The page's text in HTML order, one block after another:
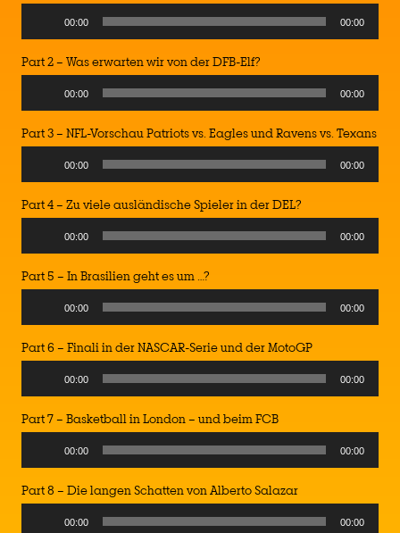
00:00 00:00
Part 2 – Was erwarten wir von der DFB-Elf?
00:00 00:00
Part 3 – NFL-Vorschau Patriots vs. Eagles und Ravens vs. Texans
00:00 00:00
Part 4 – Zu viele ausländische Spieler in der DEL?
00:00 00:00
Part 5 – In Brasilien geht es um …?
00:00 00:00
Part 6 – Finali in der NASCAR-Serie und der MotoGP
00:00 00:00
Part 7 – Basketball in London – und beim FCB
00:00 00:00
Part 8 – Die langen Schatten von Alberto Salazar
00:00 00:00